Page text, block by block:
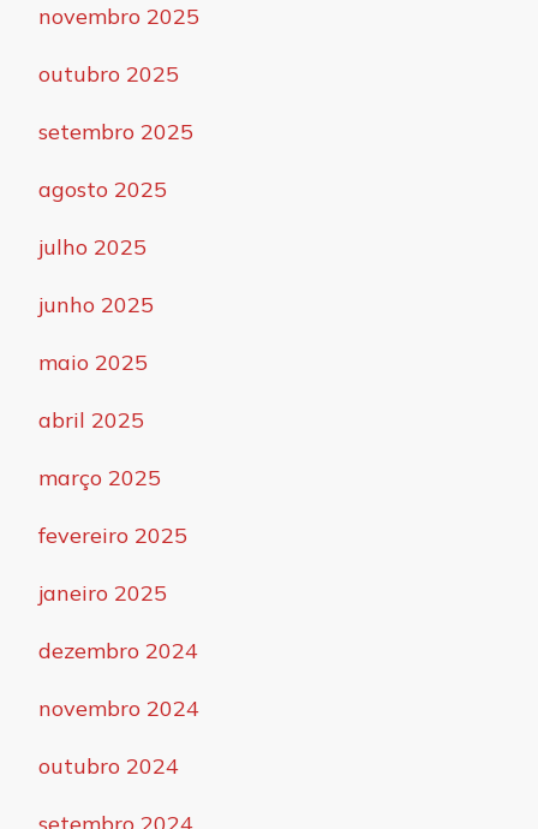
novembro 2025
outubro 2025
setembro 2025
agosto 2025
julho 2025
junho 2025
maio 2025
abril 2025
março 2025
fevereiro 2025
janeiro 2025
dezembro 2024
novembro 2024
outubro 2024
setembro 2024